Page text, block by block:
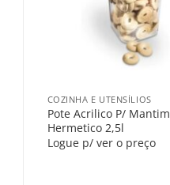
COZINHA E UTENSÍLIOS
Pote Acrilico P/
Hermetico 2,5l
Logue p/ ver o preço